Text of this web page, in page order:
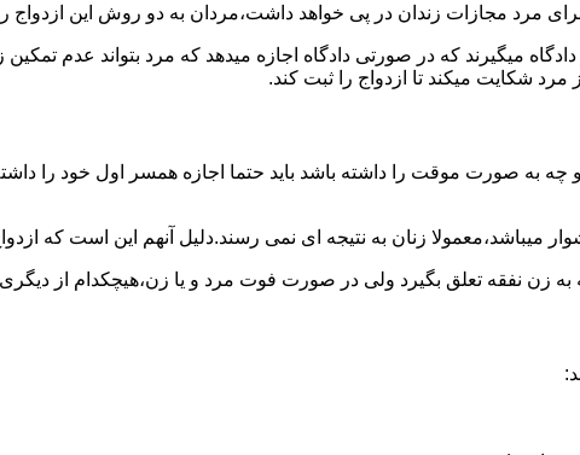
مرد مجازات زندان در پی خواهد داشت،مردان به دو روش این ازدواج
دادگاه میگیرند که در صورتی دادگاه اجازه میدهد که مرد بتواند عدم تمکین
شکایت میکند تا ازدواج را ثبت کند.
به صورت موقت را داشته باشد باید حتما اجازه همسر اول خود را
میباشد،معمولا زنان به نتیجه ای نمی رسند.دلیل آنهم این است که
زن نفقه تعلق بگیرد ولی در صورت فوت مرد و یا زن،هیچکدام از دیگری